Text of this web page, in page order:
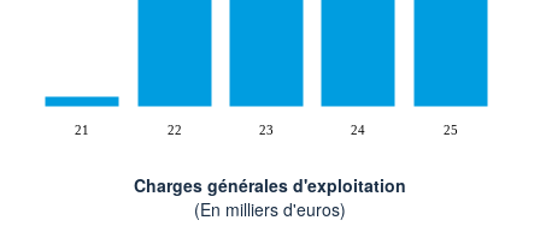
21 22 23 24 25
Charges générales d'exploitation
(En milliers d'euros)